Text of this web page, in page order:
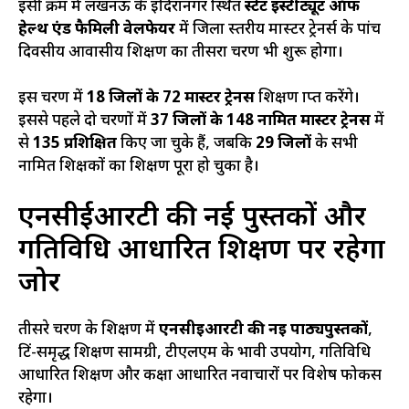
इसी क्रम में लखनऊ के इंदिरानगर स्थितस्टेट इंस्टीट्यूट ऑफ
हेल्थ एंड फैमिली वेलफेयरमें जिला स्तरीय मास्टर ट्रेनर्स के पांच
दिवसीय आवासीय प्रशिक्षण का तीसरा चरण भी शुरू होगा।
इस चरण में18 जिलों के 72 मास्टर ट्रेनर्सप्रशिक्षण प्राप्त करेंगे।
इससे पहले दो चरणों में37 जिलों के 148 नामित मास्टर ट्रेनर्समें
से135 प्रशिक्षितकिए जा चुके हैं, जबकि 29 जिलोंके सभी
नामित प्रशिक्षकों का प्रशिक्षण पूरा हो चुका है।
एनसीईआरटी की नई पुस्तकों और
गतिविधि आधारित शिक्षण पर रहेगा
जोर
तीसरे चरण के प्रशिक्षण मेंएनसीईआरटी की नई पाठ्यपुस्तकों,
प्रिंट-समृद्ध शिक्षण सामग्री, टीएलएम के प्रभावी उपयोग, गतिविधि
आधारित शिक्षण और कक्षा आधारित नवाचारों पर विशेष फोकस
रहेगा।